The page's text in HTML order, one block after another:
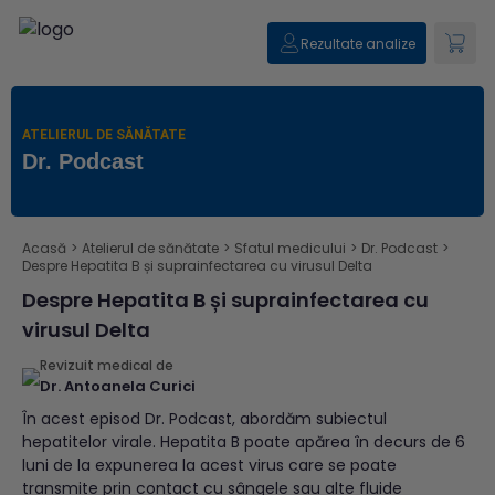
Rezultate analize
ATELIERUL DE SĂNĂTATE
Dr. Podcast
Acasă > Atelierul de sănătate > Sfatul medicului > Dr. Podcast >
Despre Hepatita B și suprainfectarea cu virusul Delta
Despre Hepatita B și suprainfectarea cu
virusul Delta
Revizuit medical de
Dr. Antoanela Curici
În acest episod Dr. Podcast, abordăm subiectul
hepatitelor virale. Hepatita B poate apărea în decurs de 6
luni de la expunerea la acest virus care se poate
transmite prin contact cu sângele sau alte fluide